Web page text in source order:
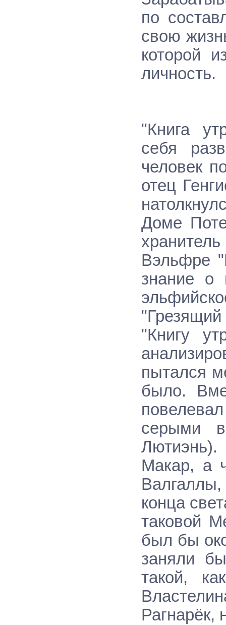
по
свою
которой
личность.
"Книга
себя
человек
отец
Доме
Вэльфре
знание о
"Грезящий
"Книгу
пытался
было.
серыми
Макар, а
конца
таковой
был бы
заняли
такой,
Рагнарёк,